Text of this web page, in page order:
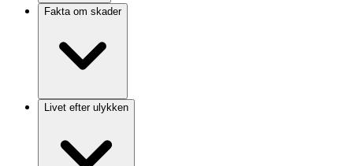
Fakta om skader
Livet efter ulykken